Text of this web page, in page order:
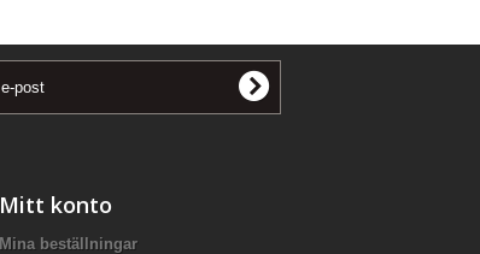
Mitt konto
Mina beställningar